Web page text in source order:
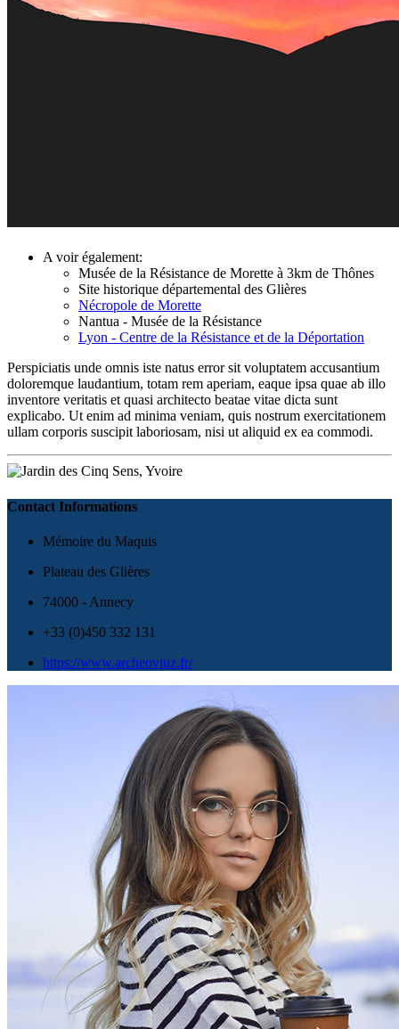
A voir également:
Musée de la Résistance de Morette à 3km de Thônes
Site historique départemental des Glières
Nécropole de Morette
Nantua - Musée de la Résistance
Lyon - Centre de la Résistance et de la Déportation
Perspiciatis unde omnis iste natus error sit voluptatem accusantium
doloremque laudantium, totam rem aperiam, eaque ipsa quae ab illo
inventore veritatis et quasi architecto beatae vitae dicta sunt
explicabo. Ut enim ad minima veniam, quis nostrum exercitationem
ullam corporis suscipit laboriosam, nisi ut aliquid ex ea commodi.
Contact Informations
Mémoire du Maquis
Plateau des Glières
74000 - Annecy
+33 (0)450 332 131
https://www.archeoviuz.fr/